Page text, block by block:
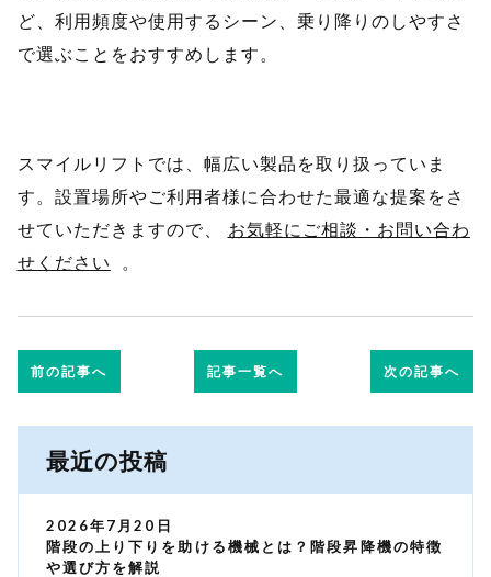
ど、利用頻度や使用するシーン、乗り降りのしやすさ
で選ぶことをおすすめします。
スマイルリフトでは、幅広い製品を取り扱っていま
す。設置場所やご利用者様に合わせた最適な提案をさ
せていただきますので、
お気軽にご相談・お問い合わ
せください
。
前の記事へ 記事一覧へ 次の記事へ
最近の投稿
2026年7月20日
階段の上り下りを助ける機械とは？階段昇降機の特徴
や選び方を解説